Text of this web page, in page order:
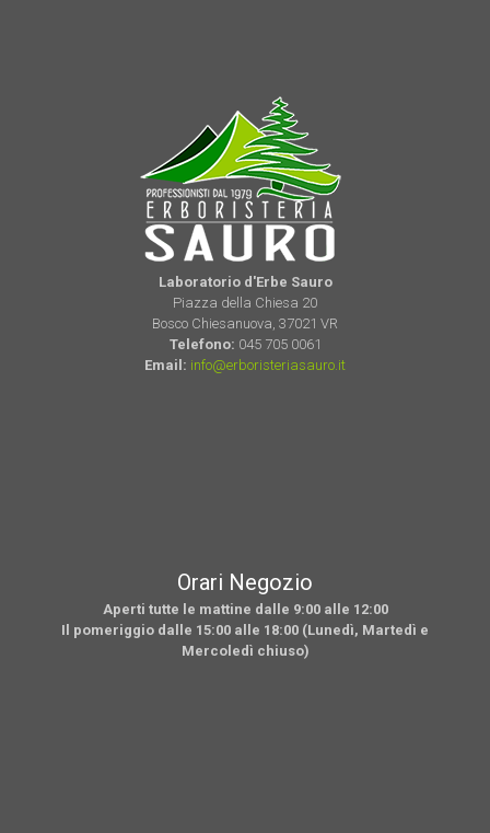
Laboratorio d'Erbe Sauro
Piazza della Chiesa 20
Bosco Chiesanuova, 37021 VR
Telefono: 045 705 0061
Email: info@erboristeriasauro.it
Orari Negozio
Aperti tutte le mattine dalle 9:00 alle 12:00
Il pomeriggio dalle 15:00 alle 18:00 (Lunedì, Martedì e
Mercoledì chiuso)